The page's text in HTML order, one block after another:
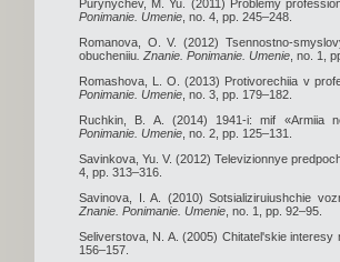
Purynychev, M. Yu. (2011) Problemy
Ponimanie. Umenie , no. 4, pp. 245–248.
Romanova, O. V. (2012) Tsennostno-
obucheniiu . Znanie. Ponimanie. Umenie , no. 1,
Romashova, L. O. (2013) Protivorechiia v
Ponimanie. Umenie , no. 3, pp. 179–182.
Ruchkin, B. A. (2014) 1941-i: mif «Armiia
Ponimanie. Umenie , no. 2, pp. 125–131.
Savinkova, Yu. V. (2012) Televizionnye
4, pp. 313–316.
Savinova, I. A. (2010) Sotsializiruiushchie
Znanie. Ponimanie. Umenie , no. 1, pp. 92–95.
Seliverstova, N. A. (2005) Chitatel'skie interesy
156–157.